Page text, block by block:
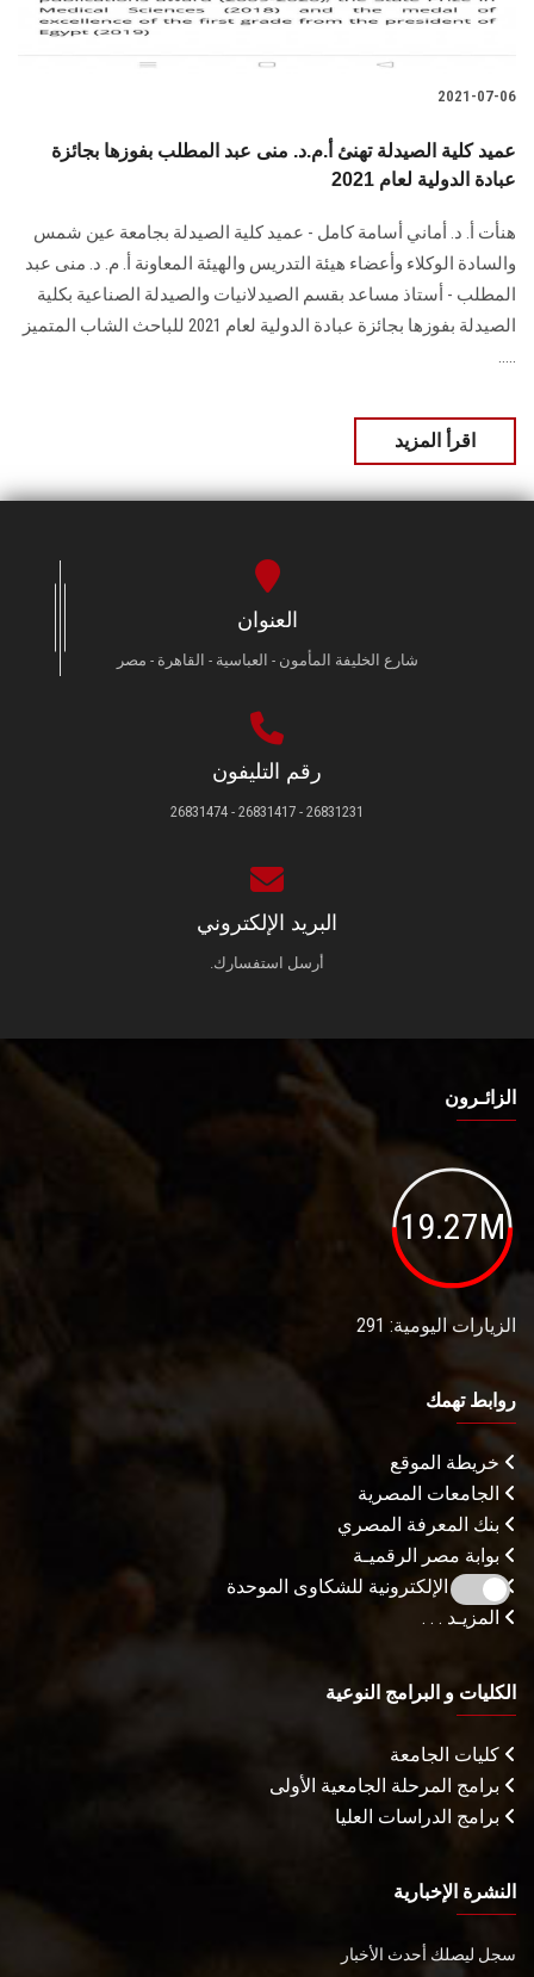
سجل الان
2021-07-06
عميد كلية الصيدلة تهنئ أ.م.د. منى عبد المطلب بفوزها بجائزة
عبادة الدولية لعام 2021
هنأت أ. د. أماني أسامة كامل - عميد كلية الصيدلة بجامعة عين شمس
والسادة الوكلاء وأعضاء هيئة التدريس والهيئة المعاونة أ. م. د. منى عبد
المطلب - أستاذ مساعد بقسم الصيدلانيات والصيدلة الصناعية بكلية
الصيدلة بفوزها بجائزة عبادة الدولية لعام 2021 للباحث الشاب المتميز
اقرأ المزيد
العنوان
شارع الخليفة المأمون - العباسية - القاهرة - مصر
رقم التليفون
26831231 - 26831417 - 26831474
البريد الإلكتروني
أرسل استفسارك.
الزائـرون
19.27M
الزيارات اليومية: 291
روابط تهمك
خريطة الموقع
الجامعات المصرية
بنك المعرفة المصري
بوابة مصر الرقميـة
البوابة الإلكترونية للشكاوى الموحدة
المزيـد . . .
الكليات و البرامج النوعية
كليات الجامعة
برامج المرحلة الجامعية الأولى
برامج الدراسات العليا
النشرة الإخبارية
سجل ليصلك أحدث الأخبار